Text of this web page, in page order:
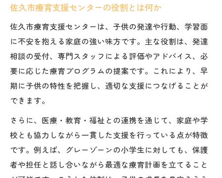
佐久市療育支援センターの役割とは何か
佐久市療育支援センターは、子供の発達や行動、学習面
に不安を抱える家庭の強い味方です。主な役割は、発達
相談の受付、専門スタッフによる評価やアドバイス、必
要に応じた療育プログラムの提案です。これにより、早
期に子供の特性を把握し、適切な支援につなげることが
できます。
さらに、医療・教育・福祉との連携を通じて、家庭や学
校とも協力しながら一貫した支援を行っている点が特徴
です。例えば、グレーゾーンの小学生に対しても、保護
者や担任と話し合いながら最適な療育計画を立てること